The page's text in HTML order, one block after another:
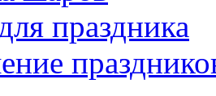
праздника